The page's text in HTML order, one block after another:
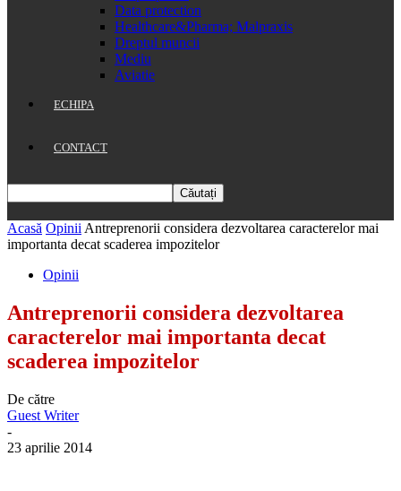
Data protection
Healthcare&Pharma; Malpraxis
Dreptul muncii
Mediu
Aviatie
ECHIPA
CONTACT
Acasă Opinii Antreprenorii considera dezvoltarea caracterelor mai
importanta decat scaderea impozitelor
Opinii
Antreprenorii considera dezvoltarea
caracterelor mai importanta decat
scaderea impozitelor
De către
Guest Writer
-
23 aprilie 2014